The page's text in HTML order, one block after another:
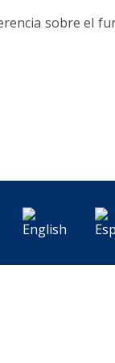
sobre el